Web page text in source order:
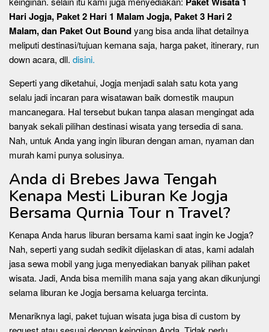
Hari Jogja, Paket 2 Hari 1 Malam Jogja, Paket 3 Hari 2
Malam, dan Paket Out Boundyang bisa anda lihat detailnya
meliputi destinasi/tujuan kemana saja, harga paket, itinerary, run
down acara, dll. disini.
Seperti yang diketahui, Jogja menjadi salah satu kota yang
selalu jadi incaran para wisatawan baik domestik maupun
mancanegara. Hal tersebut bukan tanpa alasan mengingat ada
banyak sekali pilihan destinasi wisata yang tersedia di sana.
Nah, untuk Anda yang ingin liburan dengan aman, nyaman dan
murah kami punya solusinya.
Anda di Brebes Jawa Tengah
Kenapa Mesti Liburan Ke Jogja
Bersama Qurnia Tour n Travel?
Kenapa Anda harus liburan bersama kami saat ingin ke Jogja?
Nah, seperti yang sudah sedikit dijelaskan di atas, kami adalah
jasa sewa mobil yang juga menyediakan banyak pilihan paket
wisata. Jadi, Anda bisa memilih mana saja yang akan dikunjungi
selama liburan ke Jogja bersama keluarga tercinta.
Menariknya lagi, paket tujuan wisata juga bisa di custom by